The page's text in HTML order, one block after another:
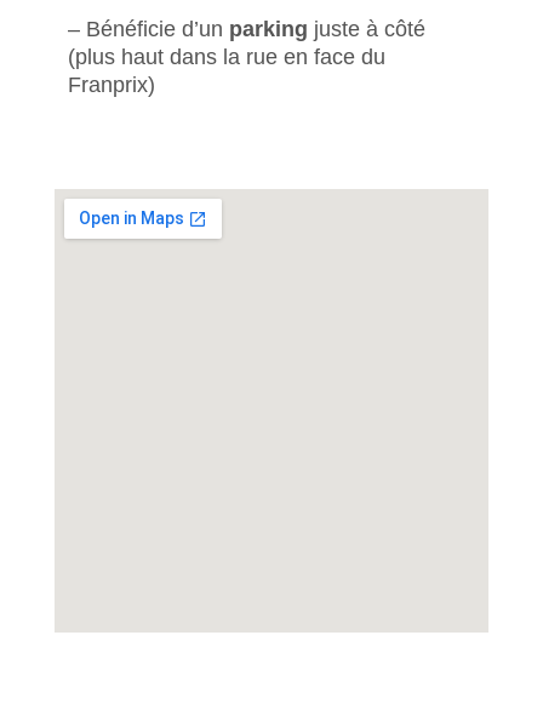
– Bénéficie d’un parking juste à côté
(plus haut dans la rue en face du
Franprix)